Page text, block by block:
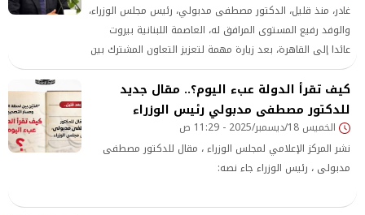
غادر، منذ قليل، الدكتور مصطفى مدبولي، رئيس مجلس الوزراء،
والوفد رفيع المستوى المرافق له، العاصمة اللبنانية بيروت
عائدا إلى القاهرة، بعد زيارة مهمة لتعزيز التعاون المشترك بين
البلدين. وكان في وداعه بمطار رفيق الحريري الدولي دولة
الرئيس الدكتور نواف سلام، رئيس مجلس وزراء الجمهورية
اللبنانية. كان الدكتور
كيف تقرأ الدولة عبء اليوم؟.. مقال جديد
للدكتور مصطفى مدبولي رئيس الوزراء
الخميس 18/ديسمبر/2025 - 11:29 ص
نشر المركز الإعلامي لمجلس الوزراء ، مقال للدكتور مصطفى
مدبولى ، رئيس الوزراء جاء نصه: